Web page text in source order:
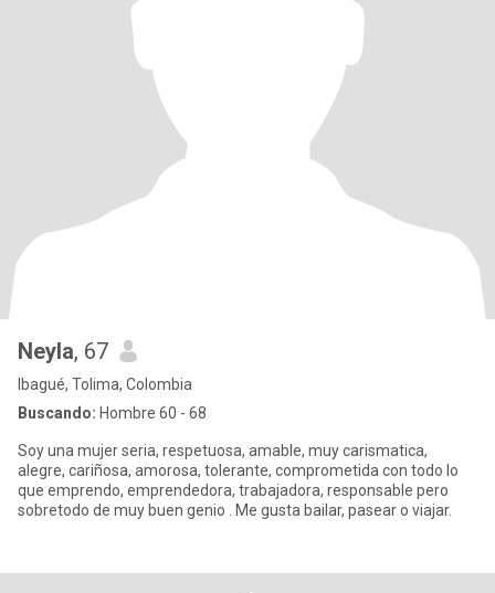
Neyla, 67
Ibagué, Tolima, Colombia
Buscando: Hombre 60 - 68
Soy una mujer seria, respetuosa, amable, muy carismatica,
alegre, cariñosa, amorosa, tolerante, comprometida con todo lo
que emprendo, emprendedora, trabajadora, responsable pero
sobretodo de muy buen genio . Me gusta bailar, pasear o viajar.